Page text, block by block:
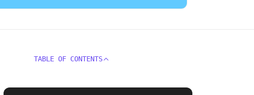
TABLE OF CONTENTS